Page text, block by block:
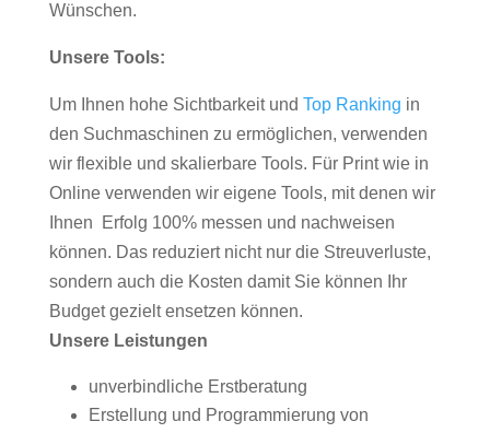
Wünschen.
Unsere Tools:
Um Ihnen hohe Sichtbarkeit und Top Ranking in
den Suchmaschinen zu ermöglichen, verwenden
wir flexible und skalierbare Tools. Für Print wie in
Online verwenden wir eigene Tools, mit denen wir
Ihnen Erfolg 100% messen und nachweisen
können. Das reduziert nicht nur die Streuverluste,
sondern auch die Kosten damit Sie können Ihr
Budget gezielt ensetzen können.
Unsere Leistungen
unverbindliche Erstberatung
Erstellung und Programmierung von